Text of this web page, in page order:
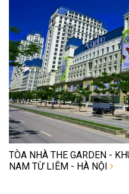
TÒA NHÀ THE GARDEN -
NAM TỪ LIÊM - HÀ NỘI